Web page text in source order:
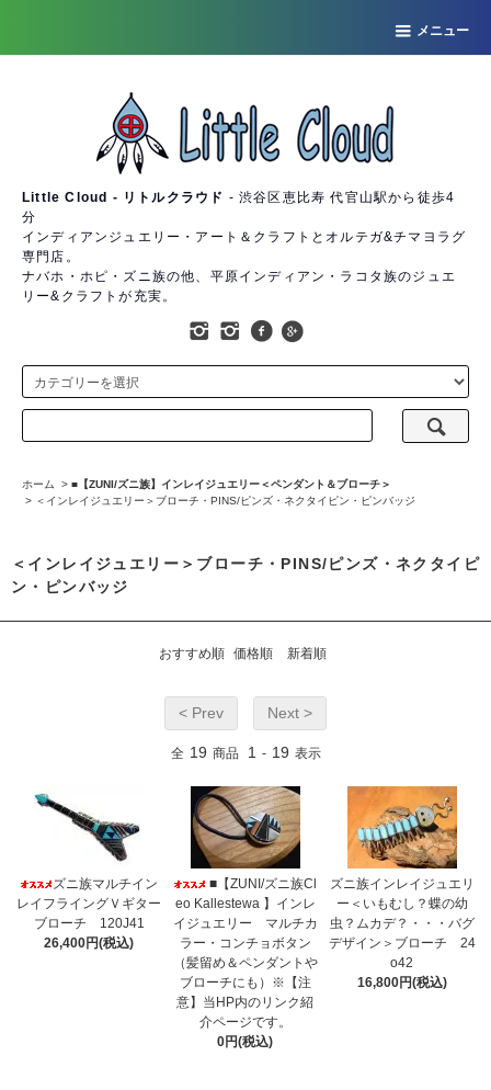
メニュー
Little Cloud - リトルクラウド - 渋谷区恵比寿 代官山駅から徒歩4
分
インディアンジュエリー・アート＆クラフトとオルテガ&チマヨラグ
専門店。
ナバホ・ホピ・ズニ族の他、平原インディアン・ラコタ族のジュエ
リー&クラフトが充実。
ホーム > ■【ZUNI/ズニ族】インレイジュエリー＜ペンダント＆ブローチ＞
> ＜インレイジュエリー＞ブローチ・PINS/ピンズ・ネクタイピン・ピンバッジ
＜インレイジュエリー＞ブローチ・PINS/ピンズ・ネクタイピ
ン・ピンバッジ
おすすめ順 価格順 新着順
< Prev Next >
全 19 商品 1 - 19 表示
ズニ族マルチイン
レイフライングＶギター
ブローチ 120J41
26,400円(税込)
■【ZUNI/ズニ族Cl
eo Kallestewa 】インレ
イジュエリー マルチカ
ラー・コンチョボタン
（髪留め＆ペンダントや
ブローチにも）※【注
意】当HP内のリンク紹
介ページです。
0円(税込)
ズニ族インレイジュエリ
ー＜いもむし？蝶の幼
虫？ムカデ？・・・バグ
デザイン＞ブローチ 24
o42
16,800円(税込)